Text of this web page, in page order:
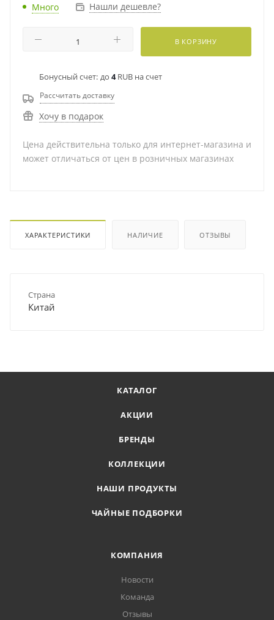
Много Нашли дешевле?
В КОРЗИНУ
Бонусный счет: до 4RUB на счет
Рассчитать доставку
Хочу в подарок
Цена действительна только для интернет-магазина и
может отличаться от цен в розничных магазинах
ХАРАКТЕРИСТИКИ НАЛИЧИЕ ОТЗЫВЫ
Страна
Китай
КАТАЛОГ
АКЦИИ
БРЕНДЫ
КОЛЛЕКЦИИ
НАШИ ПРОДУКТЫ
ЧАЙНЫЕ ПОДБОРКИ
КОМПАНИЯ
Новости
Команда
Отзывы